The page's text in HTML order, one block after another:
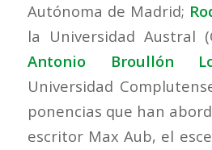
Autónoma de Madrid;
la Universidad Austral
Antonio Broullón
Universidad
ponencias que han
escritor Max Aub, el